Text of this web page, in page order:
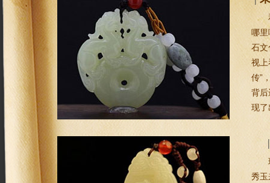
哪里
石文
视上
传”
背后
现了
秀玉